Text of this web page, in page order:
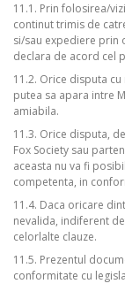
11.1. Prin folosirea/
continut trimis de
si/sau expediere prin
declara de acord cel
11.2. Orice disputa
putea sa apara intre
amiabila.
11.3. Orice disputa,
Fox Society sau
aceasta nu va fi
competenta, in
11.4. Daca oricare
nevalida, indiferent
celorlalte clauze.
11.5. Prezentul
conformitate cu